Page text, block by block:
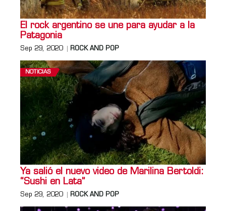
El rock argentino se une para ayudar a la
Patagonia
Sep 29, 2020 ROCK AND POP
NOTICIAS
Ya salió el nuevo video de Marilina Bertoldi:
“Sushi en Lata”
Sep 29, 2020 ROCK AND POP